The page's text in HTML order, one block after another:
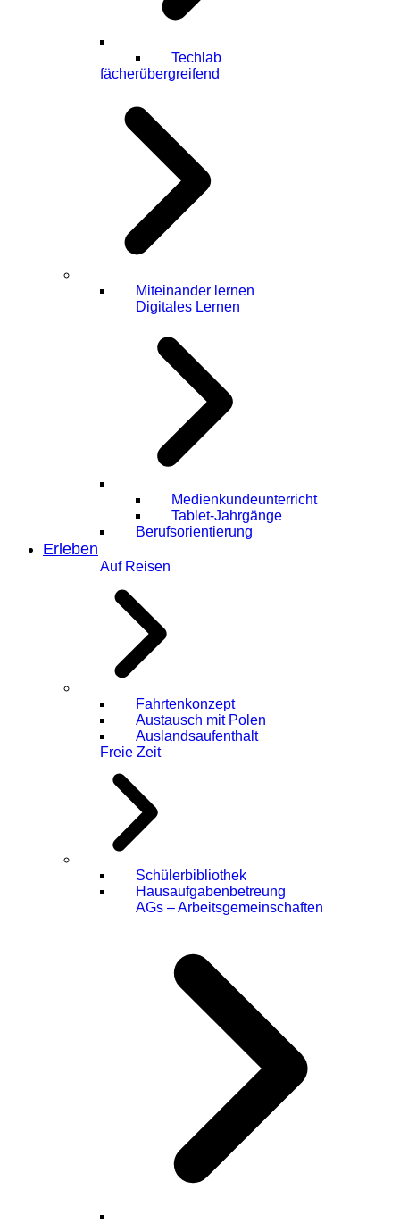
Techlab
fächerübergreifend
Miteinander lernen
Digitales Lernen
Medienkundeunterricht
Tablet-Jahrgänge
Berufsorientierung
Erleben
Auf Reisen
Fahrtenkonzept
Austausch mit Polen
Auslandsaufenthalt
Freie Zeit
Schülerbibliothek
Hausaufgabenbetreung
AGs – Arbeitsgemeinschaften